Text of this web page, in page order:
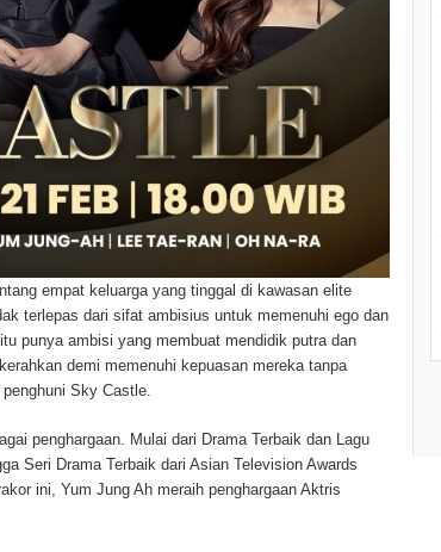
empat keluarga yang tinggal di kawasan elite
terlepas dari sifat ambisius untuk memenuhi ego dan
punya ambisi yang membuat mendidik putra dan
demi memenuhi kepuasan mereka tanpa
Sky Castle.
penghargaan. Mulai dari Drama Terbaik dan Lagu
Seri Drama Terbaik dari Asian Television Awards
ini, Yum Jung Ah meraih penghargaan Aktris